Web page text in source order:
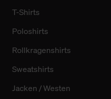
T-Shirts
Poloshirts
Rollkragenshirts
Sweatshirts
Jacken / Westen